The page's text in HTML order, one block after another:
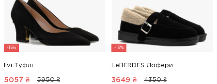
-15%
Ilvi Туфлі
5057 ₴ 5950 ₴
-16%
LeBERDES Лофери
3649 ₴ 4350 ₴